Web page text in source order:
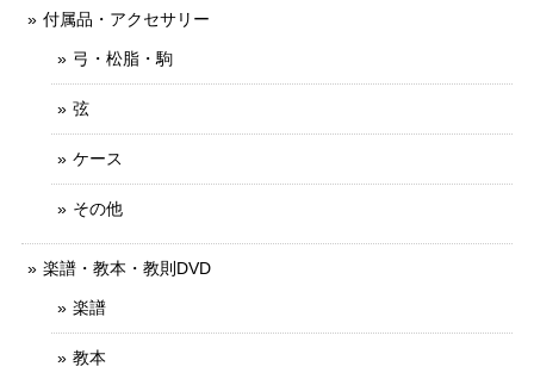
付属品・アクセサリー
弓・松脂・駒
弦
ケース
その他
楽譜・教本・教則DVD
楽譜
教本